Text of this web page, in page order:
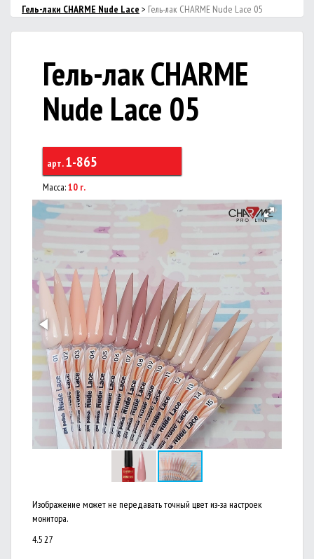
Гель-лаки CHARMЕ Nude Lace > Гель-лак CHARME Nude Lace 05
Гель-лак CHARME
Nude Lace 05
арт.1-865
Масса:10 г.
Изображение может не передавать точный цвет из-за настроек
монитора.
4.527